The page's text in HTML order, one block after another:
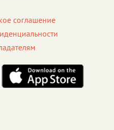
соглашение